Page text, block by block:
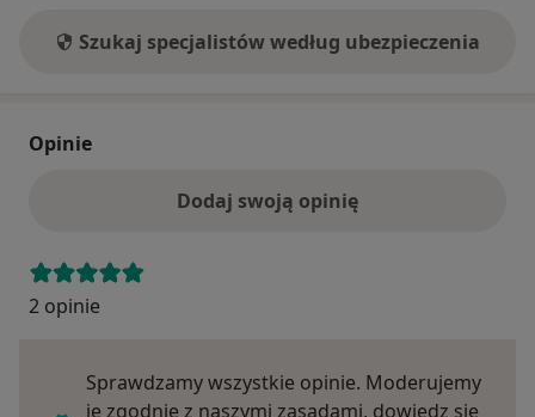
Szukaj specjalistów według ubezpieczenia
Opinie
Dodaj swoją opinię
2 opinie
Sprawdzamy wszystkie opinie. Moderujemy
je zgodnie z naszymi zasadami, dowiedz się